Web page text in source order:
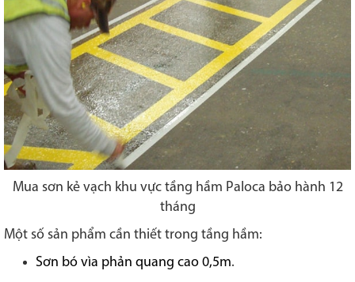
Mua sơn kẻ vạch khu vực tầng hầm Paloca bảo hành 12
tháng
Một số sản phẩm cần thiết trong tầng hầm:
Sơn bó vìa phản quang cao 0,5m.